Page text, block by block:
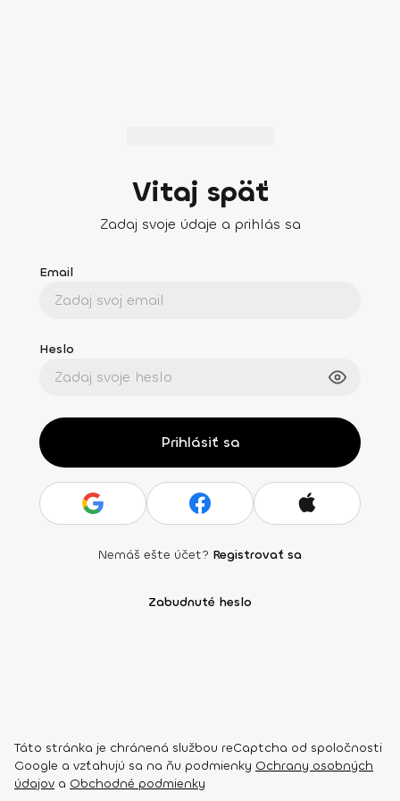
Vitaj späť
Zadaj svoje údaje a prihlás sa
Email
Heslo
Prihlásiť sa
Nemáš ešte účet? Registrovať sa
Zabudnuté heslo
Táto stránka je chránená službou reCaptcha od spoločnosti
Google a vzťahujú sa na ňu podmienky Ochrany osobných
údajov a Obchodné podmienky